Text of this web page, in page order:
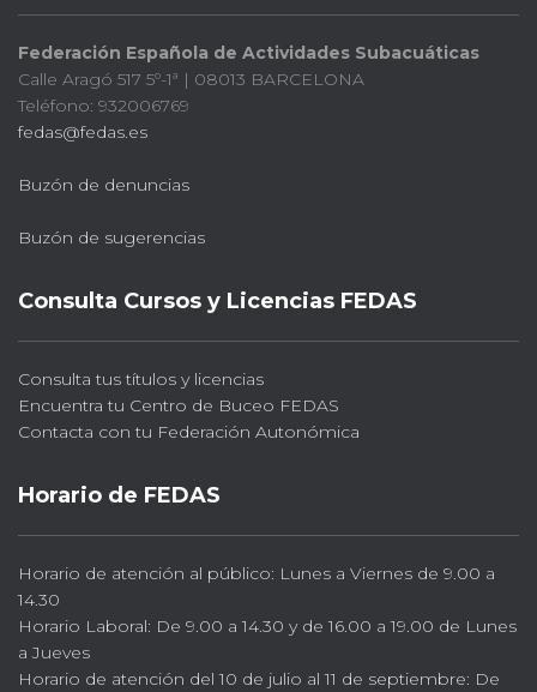
Federación Española de Actividades Subacuáticas
Calle Aragó 517 5º-1ª | 08013 BARCELONA
Teléfono: 932006769
fedas@fedas.es
Buzón de denuncias
Buzón de sugerencias
Consulta Cursos y Licencias FEDAS
Consulta tus títulos y licencias
Encuentra tu Centro de Buceo FEDAS
Contacta con tu Federación Autonómica
Horario de FEDAS
Horario de atención al público: Lunes a Viernes de 9.00 a
14.30
Horario Laboral: De 9.00 a 14.30 y de 16.00 a 19.00 de Lunes
a Jueves
Horario de atención del 10 de julio al 11 de septiembre: De